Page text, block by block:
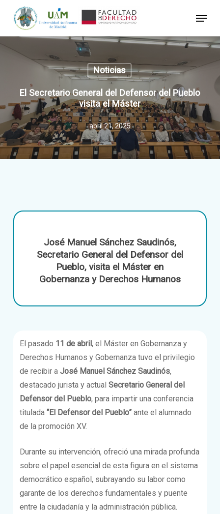
content
Menu
Noticias
El Secretario General del Defensor del Pueblo
visita el Máster
abril 21, 2025
José Manuel Sánchez Saudinós,
Secretario General del Defensor del
Pueblo, visita el Máster en
Gobernanza y Derechos Humanos
El pasado 11 de abril, el Máster en Gobernanza y
Derechos Humanos y Gobernanza tuvo el privilegio
de recibir aJosé Manuel Sánchez Saudinós,
destacado jurista y actualSecretario General del
Defensor del Pueblo, para impartir una conferencia
titulada“El Defensor del Pueblo” ante el alumnado
de la promoción XV.
Durante su intervención, ofreció una mirada profunda
sobre el papel esencial de esta figura en el sistema
democrático español, subrayando su labor como
garante de los derechos fundamentales y puente
entre la ciudadanía y la administración pública.
Menu